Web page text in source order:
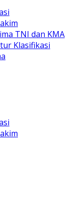
TNI dan KMA
Klasifikasi